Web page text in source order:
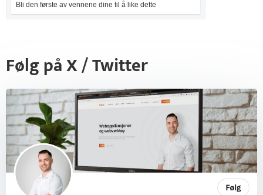
Bli den første av vennene dine til å like dette
Følg på X / Twitter